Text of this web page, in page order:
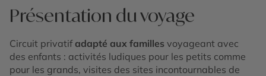
Présentation du voyage
Circuit privatif adapté aux familles voyageant avec
des enfants : activités ludiques pour les petits comme
pour les grands, visites des sites incontournables de